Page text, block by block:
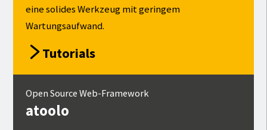
eine solides Werkzeug mit geringem
Wartungsaufwand.
Tutorials
Open Source Web-Framework
atoolo